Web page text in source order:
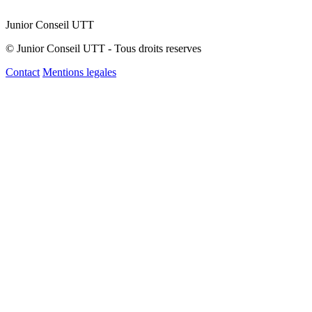
Junior Conseil UTT
© Junior Conseil UTT - Tous droits reserves
Contact Mentions legales